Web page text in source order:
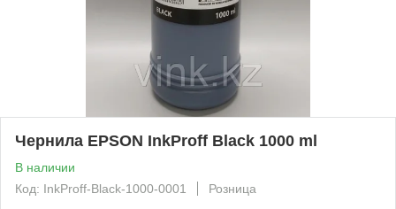
Чернила EPSON InkProff Black 1000 ml
В наличии
Код: InkProff-Black-1000-0001
Розница